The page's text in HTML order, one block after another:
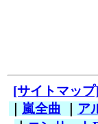
[サイトマップ]
嵐全曲 ア